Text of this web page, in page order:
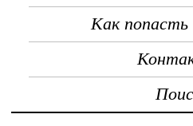
Как попасть